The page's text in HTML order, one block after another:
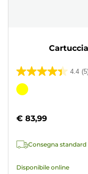
4.4
4.4
su
5
Cartuccia
colori
€ 83,99
Consegna
Disponibile online